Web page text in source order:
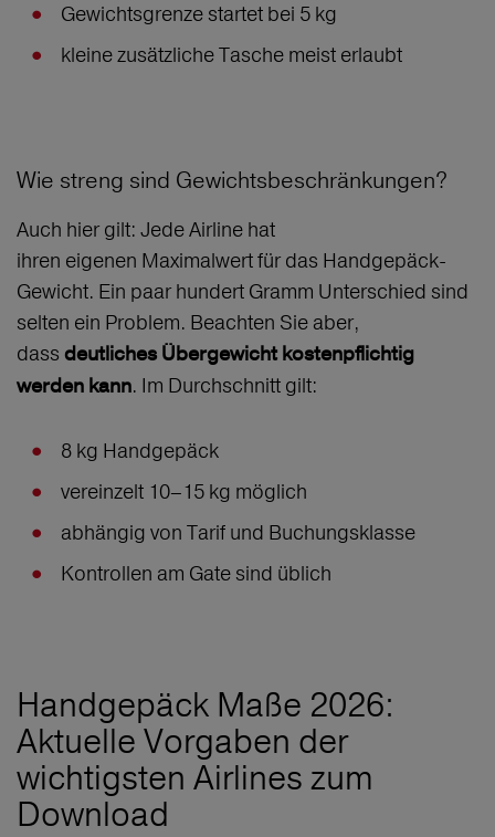
Gewichtsgrenze startet bei 5 kg
kleine zusätzliche Tasche meist erlaubt
Wie streng sind Gewichtsbeschränkungen?
Auch hier gilt: Jede Airline hat
ihren eigenen Maximalwert für das Handgepäck-
Gewicht. Ein paar hundert Gramm Unterschied sind
selten ein Problem. Beachten Sie aber,
dass deutliches Übergewicht kostenpflichtig
werden kann. Im Durchschnitt gilt:
8 kg Handgepäck
vereinzelt 10–15 kg möglich
abhängig von Tarif und Buchungsklasse
Kontrollen am Gate sind üblich
Handgepäck Maße 2026:
Aktuelle Vorgaben der
wichtigsten Airlines zum
Download